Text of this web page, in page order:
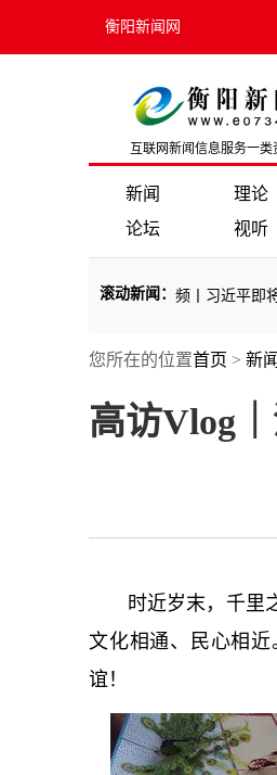
衡阳新闻网
互联网新闻信息服务一类
新闻 理论
论坛
视听
滚动新闻 ：
独家视频丨习近平即将抵达越南首
独家视频丨习近平即将抵达越南首
您所在的位置首页 > 新
高访Vlog
时近岁末，千里
文化相通、民心相
谊！